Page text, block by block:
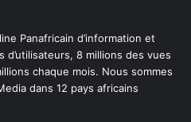
Panafricain d’information et
8 millions des vues
chaque mois. Nous sommes
dans 12 pays africains